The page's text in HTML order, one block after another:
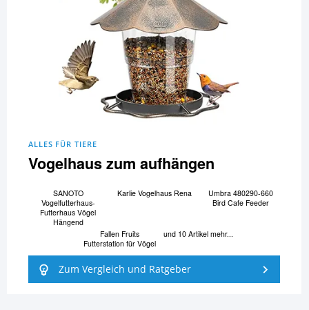
ALLES FÜR TIERE
Vogelhaus zum aufhängen
SANOTO
Vogelfutterhaus-
Futterhaus Vögel
Hängend
Karlie Vogelhaus Rena
Umbra 480290-660
Bird Cafe Feeder
Fallen Fruits
Futterstation für Vögel
und 10 Artikel mehr...
Zum Vergleich und Ratgeber